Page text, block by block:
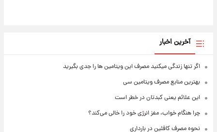
آخرین اخبار
اگر تنها زندگی میکنید مصرف این ویتامین ها را جدی بگیرید
بهترین منابع مصرف ویتامین سی
این علائم یعنی کبدتان در خطر است
چرا هنگام خواب، مغز انرژی خود را خالی می‌کند؟
نحوه مصرف کافئین در بارداری